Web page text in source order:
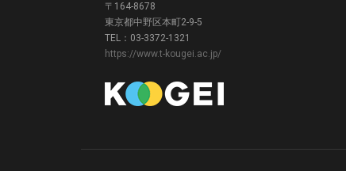
〒164-8678
東京都中野区本町2-9-5
TEL：03-3372-1321
https://www.t-kougei.ac.jp/